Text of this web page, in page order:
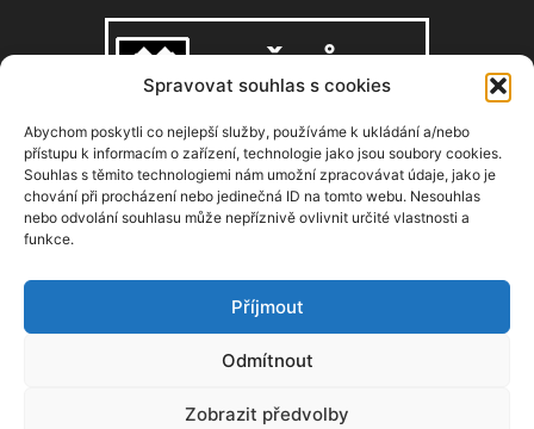
Spravovat souhlas s cookies
Abychom poskytli co nejlepší služby, používáme k ukládání a/nebo
přístupu k informacím o zařízení, technologie jako jsou soubory cookies.
Souhlas s těmito technologiemi nám umožní zpracovávat údaje, jako je
chování při procházení nebo jedinečná ID na tomto webu. Nesouhlas
nebo odvolání souhlasu může nepříznivě ovlivnit určité vlastnosti a
funkce.
Příjmout
Odmítnout
Zobrazit předvolby
O NÁS
NÁSLEDUJ NÁS